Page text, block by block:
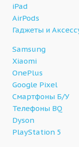
iPad
AirPods
Гаджеты и
Samsung
Xiaomi
OnePlus
Google Pixel
Смартфоны Б/У
Телефоны BQ
Dyson
PlayStation 5